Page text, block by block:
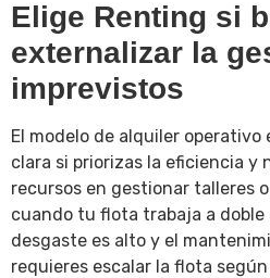
Elige Renting si
externalizar la
imprevistos
El modelo de alquiler operativo
clara si priorizas la eficiencia y
recursos en gestionar talleres
cuando tu flota trabaja a
desgaste es alto y el
requieres escalar la flota